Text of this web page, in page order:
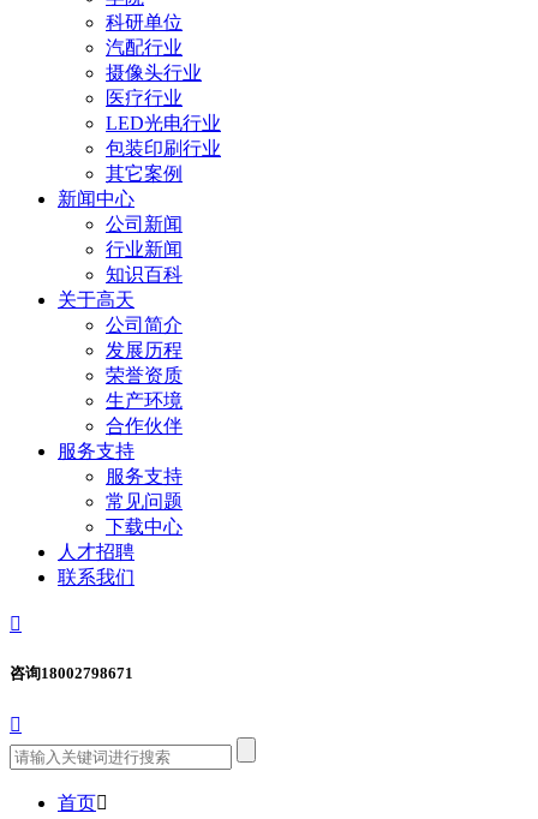
科研单位
汽配行业
摄像头行业
医疗行业
LED光电行业
包装印刷行业
其它案例
新闻中心
公司新闻
行业新闻
知识百科
关于高天
公司简介
发展历程
荣誉资质
生产环境
合作伙伴
服务支持
服务支持
常见问题
下载中心
人才招聘
联系我们

咨询18002798671

首页